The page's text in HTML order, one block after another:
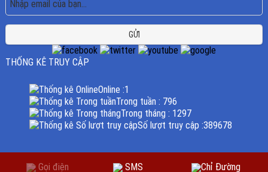
GỬI
THỐNG KÊ TRUY CẬP
Online :1
Trong tuần : 796
Trong tháng : 1297
Số lượt truy cập :389678
Gọi điện SMS Chỉ Đường